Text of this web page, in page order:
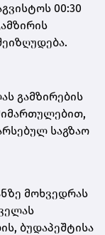
00:30
გამზირების
საგზაო
მოხვედრას
ბუდაპეშტისა